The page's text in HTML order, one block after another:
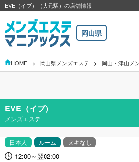
EVE（イブ）（大元駅）の店舗情報
岡山県
HOME 岡山県メンズエステ 岡山・津山メ
EVE（イブ）
メンズエステ
日本人 ルーム ヌキなし
12:00～翌02:00